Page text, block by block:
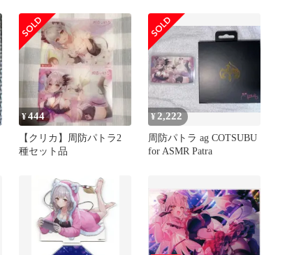
¥444
【クリカ】周防パトラ2
種セット品
¥2,222
周防パトラ ag COTSUBU
for ASMR Patra